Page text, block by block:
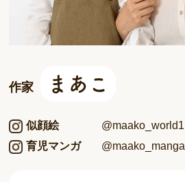
作家 まあこ
似顔絵
@maako_world1
育児マンガ
@maako_manga